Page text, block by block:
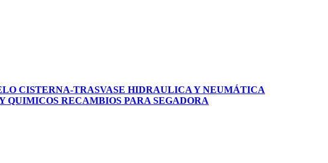
CISTERNA-TRASVASE HIDRAULICA Y NEUMÁTICA
QUIMICOS RECAMBIOS PARA SEGADORA